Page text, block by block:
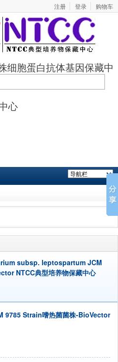
注册 登录 购物车
细胞蛋白抗体基因保藏中
心
subsp. leptospartum JCM
NTCC典型培养物保藏中心
Strain嗜热菌菌株-BioVector